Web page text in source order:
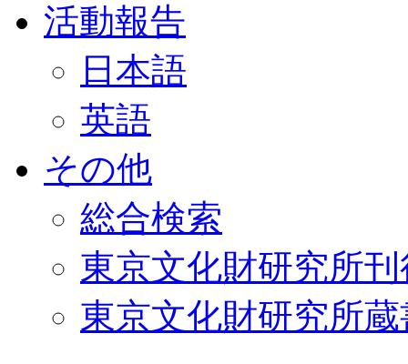
活動報告
日本語
英語
その他
総合検索
東京文化財研究所
東京文化財研究所